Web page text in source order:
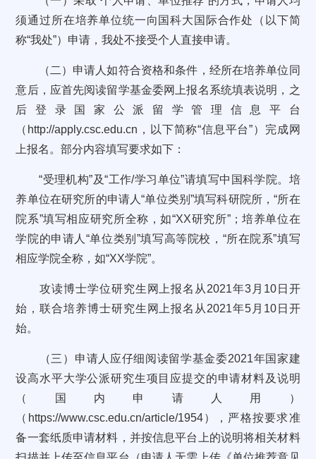
须通过所在培养单位统一向国科大国际合作处（以下简
称“我处”）申请，我处不接受个人直接申请。
（二）申请人如符合资格和条件，经所在培养单位同
意后，应首先阅读留学基金委网上报名系统填表说明，之
后登录国家公派留学管理信息平台
（http://apply.csc.edu.cn，以下简称“信息平台”）完成网
上报名。部分内容填写要求如下：
“受理机构”及“工作/学习单位”请填写中国科学院。培
养单位在研究所的申请人“单位类别”填写科研院所，“所在
院系”填写相应研究所全称，如“XX研究所”；培养单位在
学院的申请人“单位类别”填写高等院校，“所在院系”填写
相应学院全称，如“XX学院”。
攻读博士学位研究生网上报名从2021年3月10日开
始，联合培养博士研究生网上报名从2021年5月10日开
始。
（三）申请人应仔细阅读留学基金委2021年国家建
设高水平大学公派研究生项目应提交的申请材料及说明
（国内申请人用）
（https://www.csc.edu.cn/article/1954），严格按要求准
备一套纸质申请材料，并按信息平台上的说明将相关材料